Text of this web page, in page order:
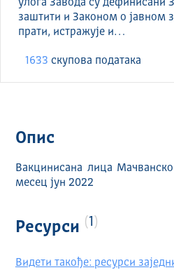
улога Завода су дефинисани
заштити и Законом о јавном
прати, истражује и…
1633 скуповa података
Опис
Вакцинисана лица
месец јун 2022
Ресурси 1
Видети такође: ресурси